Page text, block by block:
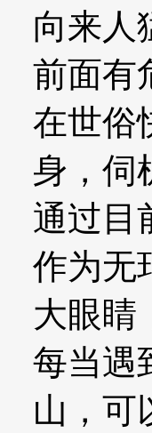
向来人
前面有
在世俗
身，伺
通过目
作为无
大眼睛
每当遇
山，可